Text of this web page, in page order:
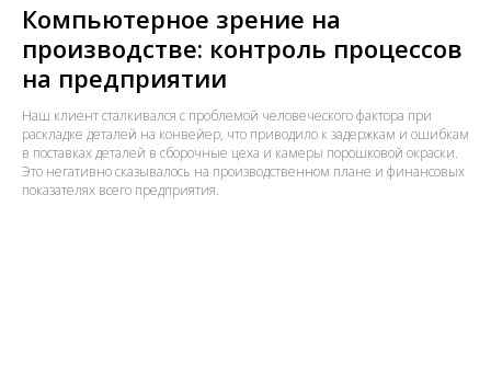
Компьютерное зрение на
производстве: контроль процессов
на предприятии
Наш клиент сталкивался с проблемой человеческого фактора при
раскладке деталей на конвейер, что приводило к задержкам и ошибкам
в поставках деталей в сборочные цеха и камеры порошковой окраски.
Это негативно сказывалось на производственном плане и финансовых
показателях всего предприятия.